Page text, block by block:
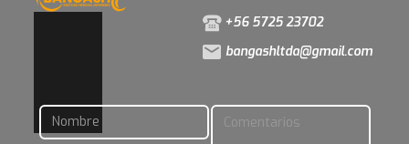
+56 5725 23702
bangashltda@gmail.com